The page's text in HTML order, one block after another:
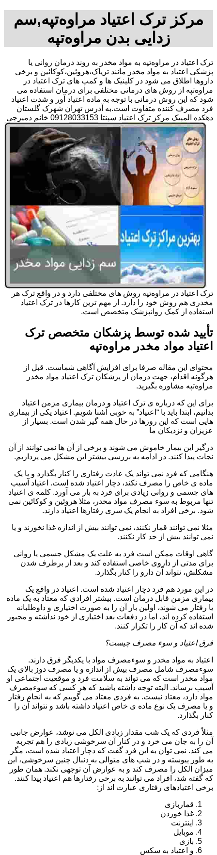
مرکز ترک اعتیاد مراوه‌تپه,سم
زدایی بدن مراوه‌تپه
ترک اعتیاد در مراوه‌تپه به مواد مخدر به روند درمان روانی یا
پزشکی اعتیاد به مواد مخدر مانند تریاک،هروئین،کوکائین و برخی
داروها اطلاق می شود در کلینیک ها و کمپ های ترک اعتیاد در
مراوه‌تپه از روش های درمانی مختلفی برای درمان استفاده می
شود که این روش درمانی با توجه به ماده اعتیاد آور و شدت اعتیاد
فرد مصرف کننده متفاوت است.به آدرس تهران شهرک گلستان
دهکده المپیک مرکز ترک اعتیاد سپنتا 09128033153 خانم دمیرچی
ترک اعتیاد در مراوه‌تپه روش های مختلفی دارد و در واقع ترک هر
مخدری هم روش خود را دارد. از مهم ترین کارها در ترک اعتیاد
استفاده از کمک روانپزشک متخصص است.
تأیید شده توسط پزشکان متخصص ترک
اعتیاد مواد مخدر مراوه‌تپه
محتوای این مقاله صرفا برای افزایش آگاهی شماست. قبل از
هرگونه اقدام، جهت درمان از پزشکان ترک اعتیاد مواد مخدر
مراوه‌تپه مشاوره بگیرید.
برای این که درباره ی ترک اعتیاد و درمان بیماری مزمن اعتیاد
بدانیم، ابتدا باید با “اعتیاد” به خوبی آشنا شویم. اعتیاد یکی از بیماری
هایی است که این روزها در حال همه گیر شدن است. بسیار از
عزیزان و نزدیکان ما
درگیر این بیمار خاموش می شوند و برخی از آن ها نمی توانند از آن
نجات پیدا کنند. در ادامه به بررسی بیشتر این مشکل می پردازیم.
هنگامی که فرد نمی تواند یک عادت رفتاری را کنار بگذارد و یا یک
ماده ی خاص را مصرف نکند، دچار اعتیاد شده است. اعتیاد آسیب
های جسمی و روانی زیادی برای فرد به بار می آورد. کلمه ی اعتیاد
تنها مربوط به سوء مصرف مواد مخدر، مثلا هروئین و کوکائین نمی
شود. برخی افراد به انجام یک سری رفتارها اعتیاد دارند.
مثلا نمی توانند قمار نکنند، نمی توانند بیش از اندازه غذا نخورند و یا
نمی توانند بیش از حد کار نکنند.
گاهی اوقات ممکن است فرد به علت یک مشکل جسمی یا روانی
برای مدتی از داروی خاصی استفاده کند و بعد از برطرف شدن
مشکلش، نتواند آن دارو را کنار بگذارد.
در این مورد هم فرد دچار اعتیاد شده است. اعتیاد در واقع یک
بیماری مزمن قابل درمان است. بیشتر افرادی که معتاد به یک ماده
یا رفتار می شوند، اولین بار آن را به صورت اختیاری و داوطلبانه
استفاده کرده اند، اما در دفعات بعد اختیاری از خود نداشته و مجبور
شده اند که آن کار را تکرار کنند.
فرق اعتیاد و سوء مصرف چیست؟
اعتیاد به مواد مخدر و سوءمصرف مواد با یکدیگر فرق دارند.
سوءمصرف شامل مصرف بیش از اندازه و یا مصرف دوز بالای یک
مواد مخدر است که می تواند به سلامت فرد و موقعیت اجتماعی او
آسیب برساند. البته توجه داشته باشید که هر کسی که سوءمصرف
مواد دارد، معتاد نیست. به فردی معتاد می گوییم که به انجام رفتار
و یا مصرف یک نوع ماده ی خاص اعتیاد داشته باشد و نتواند آن را
کنار بگذارد.
مثلاً فردی که یک شب مقدار زیادی الکل می نوشد، عوارض جانبی
آن را به جان می خرد و در کنار آن سرخوشی زیادی را هم تجربه
می کند. نمی توان به این فرد گفت که دچار اعتیاد شده است، مگر
به طور پیوسته و در شب های متوالی به دنبال چنین سرخوشی، این
میزان الکل را مصرف کند و به عوارض آن توجهی نکند. همان طور
که گفته شد، افراد می توانند به برخی رفتارها هم اعتیاد پیدا کنند.
برخی اعتیادهای رفتاری عبارت اند از:
قماربازی
غذا خوردن
اینترنت
موبایل
بازی
و اعتیاد به سکس